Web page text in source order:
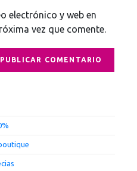
electrónico y web en
vez que comente.